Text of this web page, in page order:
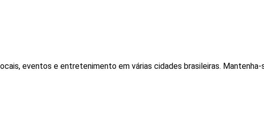
eventos e entretenimento em várias cidades brasileiras.